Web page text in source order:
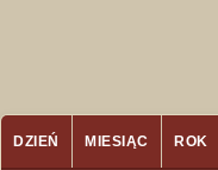
DZIEŃ MIESIĄC ROK